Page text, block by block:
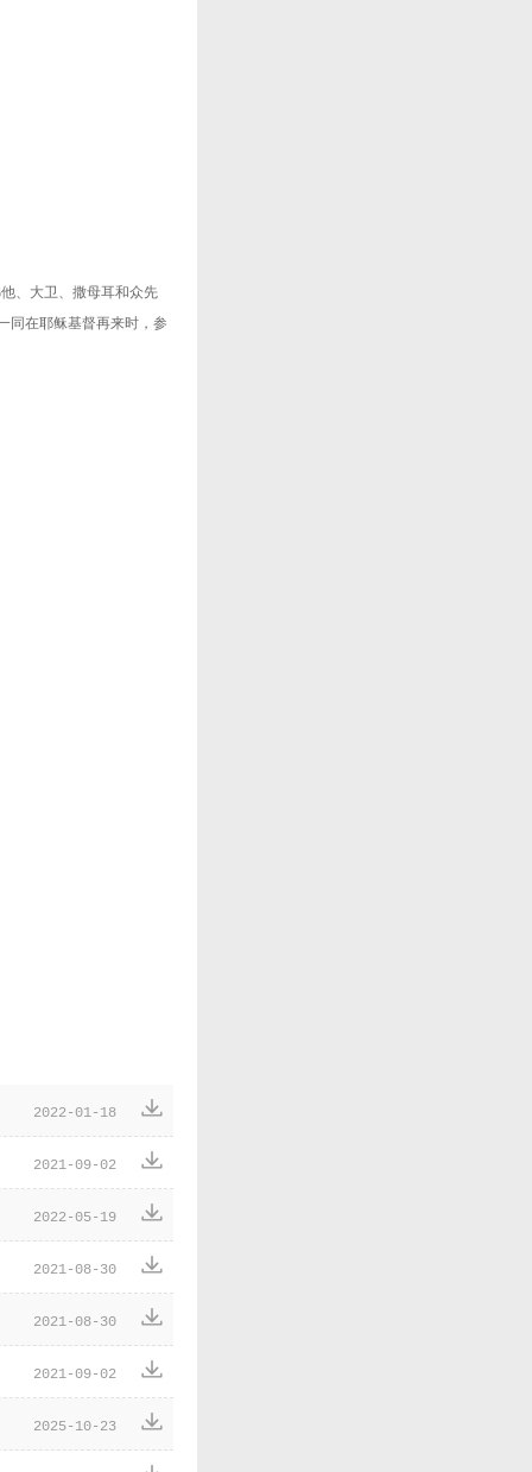
、大卫、撒母耳和众先
同在耶稣基督再来时，参

2022-01-18

2021-09-02

2022-05-19

2021-08-30

2021-08-30

2021-09-02

2025-10-23